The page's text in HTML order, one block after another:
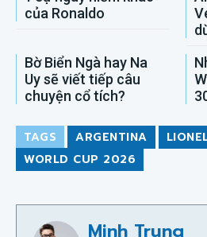
của Ronaldo
Bờ Biển Ngà hay Na
Uy sẽ viết tiếp câu
chuyện cổ tích?
TAGS ARGENTINA
WORLD CUP 2026
Minh Trung